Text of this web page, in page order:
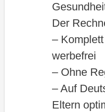
Der
–
werbefrei
– Ohne
– Auf
Eltern